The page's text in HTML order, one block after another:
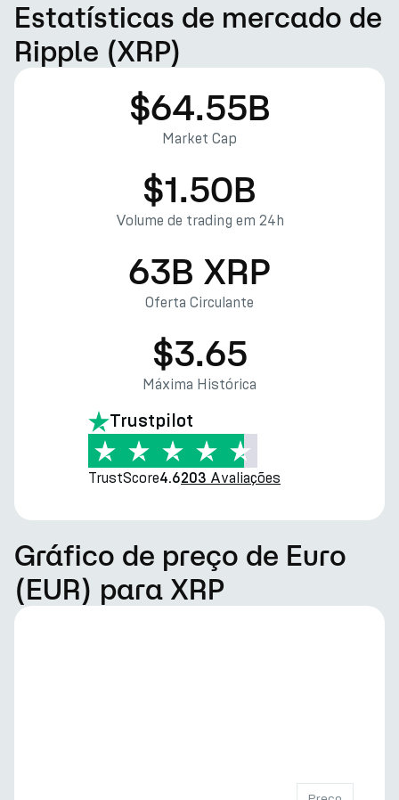
Estatísticas de mercado de
Ripple (XRP)
$64.55B
Market Cap
$1.50B
Volume de trading em 24h
63B XRP
Oferta Circulante
$3.65
Máxima Histórica
Trustpilot
TrustScore4.6203 Avaliações
Gráfico de preço de Euro
(EUR) para XRP